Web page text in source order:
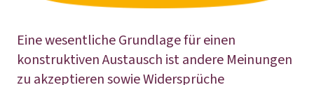
Eine wesentliche Grundlage für einen
konstruktiven Austausch ist andere Meinungen
zu akzeptieren sowie Widersprüche